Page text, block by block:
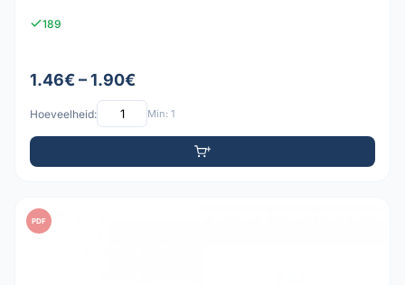
189
1.46€ – 1.90€
Hoeveelheid: Min: 1
PDF